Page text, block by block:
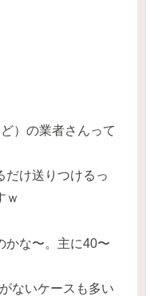
）の業者さんって
だけ送りつけるっ
ｗ
かな〜。主に40〜
ないケースも多い